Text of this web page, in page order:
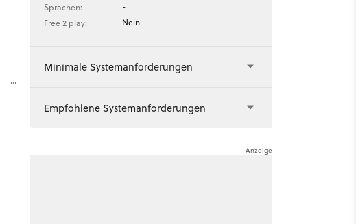
Sprachen:
-
Free 2 play:
Nein
Minimale Systemanforderungen
Empfohlene Systemanforderungen